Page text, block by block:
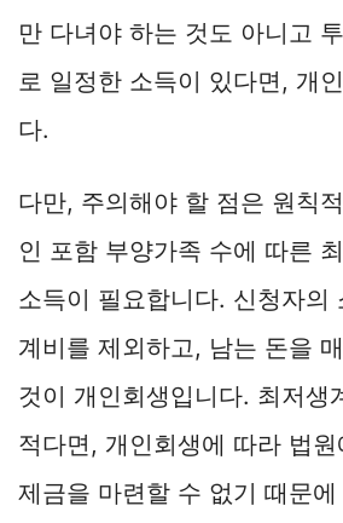
만 다녀야 하는 것도 아니고
로 일정한 소득이 있다면, 개
다.
다만, 주의해야 할 점은 원칙
인 포함 부양가족 수에 따른
소득이 필요합니다. 신청자의
계비를 제외하고, 남는 돈을
것이 개인회생입니다. 최저생
적다면, 개인회생에 따라 법
제금을 마련할 수 없기 때문